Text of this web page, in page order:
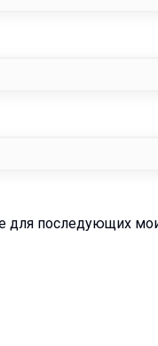
для последующих